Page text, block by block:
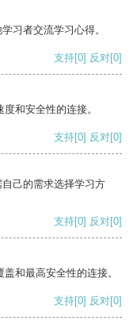
习者交流学习心得。
支持[0] 反对[0]
和安全性的连接。
支持[0] 反对[0]
己的需求选择学习方
支持[0] 反对[0]
和最高安全性的连接。
支持[0] 反对[0]